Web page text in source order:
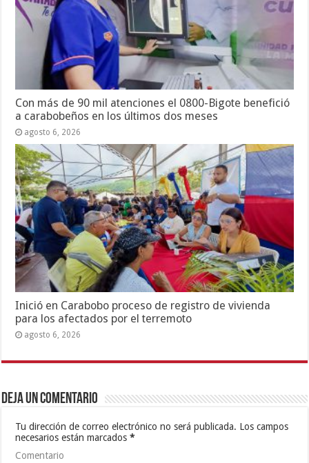
Con más de 90 mil atenciones el 0800-Bigote benefició
a carabobeños en los últimos dos meses
agosto 6, 2026
Inició en Carabobo proceso de registro de vivienda
para los afectados por el terremoto
agosto 6, 2026
Deja un comentario
Tu dirección de correo electrónico no será publicada. Los campos
necesarios están marcados*
Comentario